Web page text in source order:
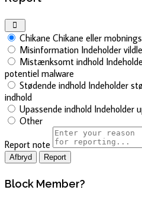
Chikane Chikane eller
Misinformation Indeholder
Mistænksomt indhold
potentiel malware
Stødende indhold Indeholder
indhold
Upassende indhold Indeholder
Other
Report note
Report
Block Member?